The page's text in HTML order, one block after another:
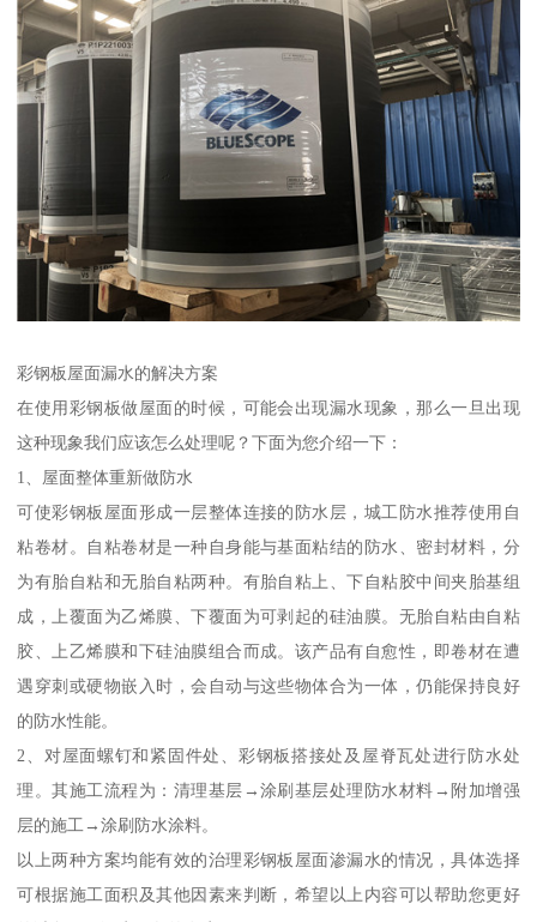
彩钢板屋面漏水的解决方案
在使用彩钢板做屋面的时候，可能会出现漏水现象，那么一旦出现
这种现象我们应该怎么处理呢？下面为您介绍一下：
1、屋面整体重新做防水
可使彩钢板屋面形成一层整体连接的防水层，城工防水推荐使用自
粘卷材。自粘卷材是一种自身能与基面粘结的防水、密封材料，分
为有胎自粘和无胎自粘两种。有胎自粘上、下自粘胶中间夹胎基组
成，上覆面为乙烯膜、下覆面为可剥起的硅油膜。无胎自粘由自粘
胶、上乙烯膜和下硅油膜组合而成。该产品有自愈性，即卷材在遭
遇穿刺或硬物嵌入时，会自动与这些物体合为一体，仍能保持良好
的防水性能。
2、对屋面螺钉和紧固件处、彩钢板搭接处及屋脊瓦处进行防水处
理。其施工流程为：清理基层→涂刷基层处理防水材料→附加增强
层的施工→涂刷防水涂料。
以上两种方案均能有效的治理彩钢板屋面渗漏水的情况，具体选择
可根据施工面积及其他因素来判断，希望以上内容可以帮助您更好